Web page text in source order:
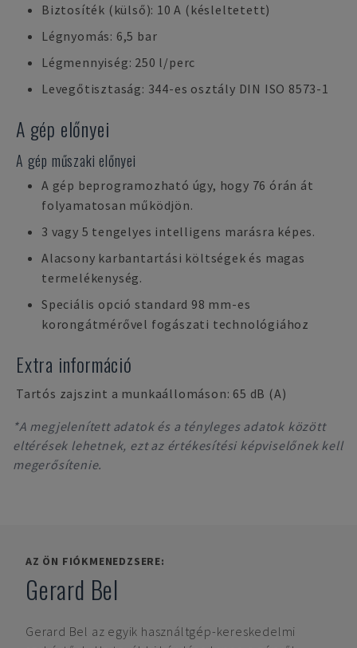
Biztosíték (külső): 10 A (késleltetett)
Légnyomás: 6,5 bar
Légmennyiség: 250 l/perc
Levegőtisztaság: 344-es osztály DIN ISO 8573-1
A gép előnyei
A gép műszaki előnyei
A gép beprogramozható úgy, hogy 76 órán át
folyamatosan működjön.
3 vagy 5 tengelyes intelligens marásra képes.
Alacsony karbantartási költségek és magas
termelékenység.
Speciális opció standard 98 mm-es
korongátmérővel fogászati technológiához
Extra információ
Tartós zajszint a munkaállomáson: 65 dB (A)
*A megjelenített adatok és a tényleges adatok között
eltérések lehetnek, ezt az értékesítési képviselőnek kell
megerősítenie.
AZ ÖN FIÓKMENEDZSERE:
Gerard Bel
Gerard Bel az egyik használtgép-kereskedelmi